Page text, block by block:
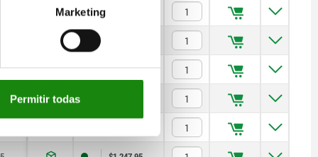
Marketing
Permitir todas
$1,038.76